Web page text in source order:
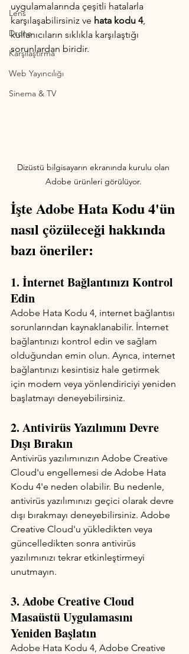
Lens
Drone
Karşılaştırma
Web Yayıncılığı
Sinema & TV
uygulamalarında çeşitli hatalarla
karşılaşabilirsiniz ve hata kodu 4,
kullanıcıların sıklıkla karşılaştığı
sorunlardan biridir.
Dizüstü bilgisayarın ekranında kurulu olan
Adobe ürünleri görülüyor.
İşte Adobe Hata Kodu 4'ün
nasıl çözüleceği hakkında
bazı öneriler:
1. İnternet Bağlantınızı Kontrol
Edin
Adobe Hata Kodu 4, internet bağlantısı
sorunlarından kaynaklanabilir. İnternet
bağlantınızı kontrol edin ve sağlam
olduğundan emin olun. Ayrıca, internet
bağlantınızı kesintisiz hale getirmek
için modem veya yönlendiriciyi yeniden
başlatmayı deneyebilirsiniz.
2. Antivirüs Yazılımını Devre
Dışı Bırakın
Antivirüs yazılımınızın Adobe Creative
Cloud'u engellemesi de Adobe Hata
Kodu 4'e neden olabilir. Bu nedenle,
antivirüs yazılımınızı geçici olarak devre
dışı bırakmayı deneyebilirsiniz. Adobe
Creative Cloud'u yükledikten veya
güncelledikten sonra antivirüs
yazılımınızı tekrar etkinleştirmeyi
unutmayın.
3. Adobe Creative Cloud
Masaüstü Uygulamasını
Yeniden Başlatın
Adobe Hata Kodu 4, Adobe Creative